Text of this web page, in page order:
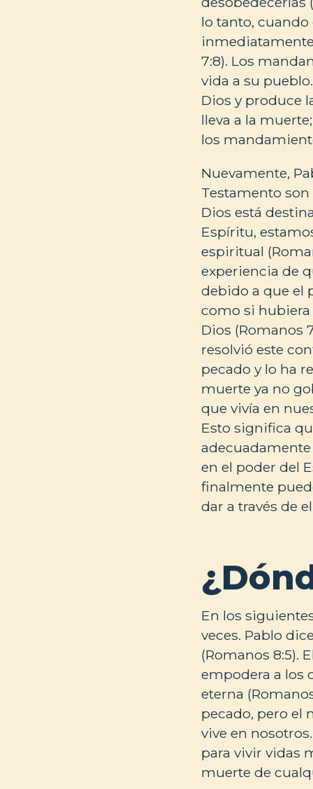
lo tanto,
7:8). Los
vida a su
Dios y produce
lleva a la
los
Nuevamente,
Testamento
Dios está
Espíritu,
espiritual
experiencia de
debido a que el
como si hubiera
Dios (Romanos
resolvió este
pecado y lo ha
muerte ya no
que vivía en
Esto significa
adecuadamente
en el poder del
finalmente
dar a través de
En los
veces. Pablo
(Romanos 8:5).
empodera a los
eterna
pecado, pero el
vive en
para vivir vidas
muerte de